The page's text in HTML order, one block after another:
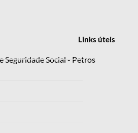
Linksúteis
Seguridade Social - Petros